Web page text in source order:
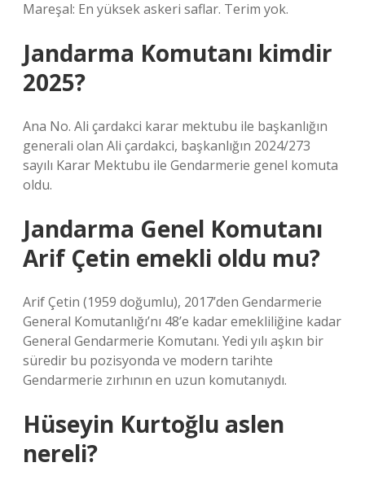
Mareşal: En yüksek askeri saflar. Terim yok.
Jandarma Komutanı kimdir
2025?
Ana No. Ali çardakci karar mektubu ile başkanlığın
generali olan Ali çardakci, başkanlığın 2024/273
sayılı Karar Mektubu ile Gendarmerie genel komuta
oldu.
Jandarma Genel Komutanı
Arif Çetin emekli oldu mu?
Arif Çetin (1959 doğumlu), 2017’den Gendarmerie
General Komutanlığı’nı 48’e kadar emekliliğine kadar
General Gendarmerie Komutanı. Yedi yılı aşkın bir
süredir bu pozisyonda ve modern tarihte
Gendarmerie zırhının en uzun komutanıydı.
Hüseyin Kurtoğlu aslen
nereli?